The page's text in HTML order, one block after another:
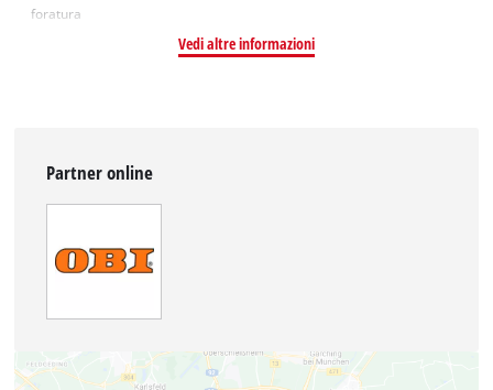
foratura
Vedi altre informazioni
Partner online